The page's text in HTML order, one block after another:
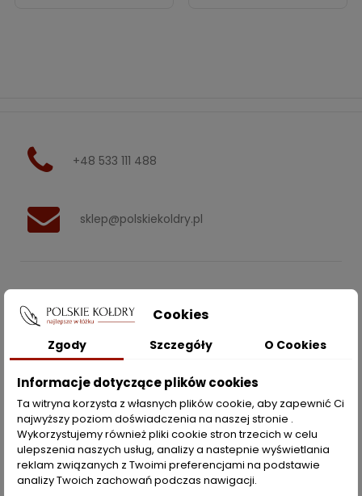
+48 533 111 488
sklep@polskiekoldry.pl
INFORMACJE 
ZAKUPY
Moje konto
Opcje dostawy
Metody płatności
Cookies
Zgody Szczegóły O Cookies
Informacje dotyczące plików cookies
Ta witryna korzysta z własnych plików cookie, aby zapewnić Ci
najwyższy poziom doświadczenia na naszej stronie .
Wykorzystujemy również pliki cookie stron trzecich w celu
ulepszenia naszych usług, analizy a nastepnie wyświetlania
reklam związanych z Twoimi preferencjami na podstawie
analizy Twoich zachowań podczas nawigacji.